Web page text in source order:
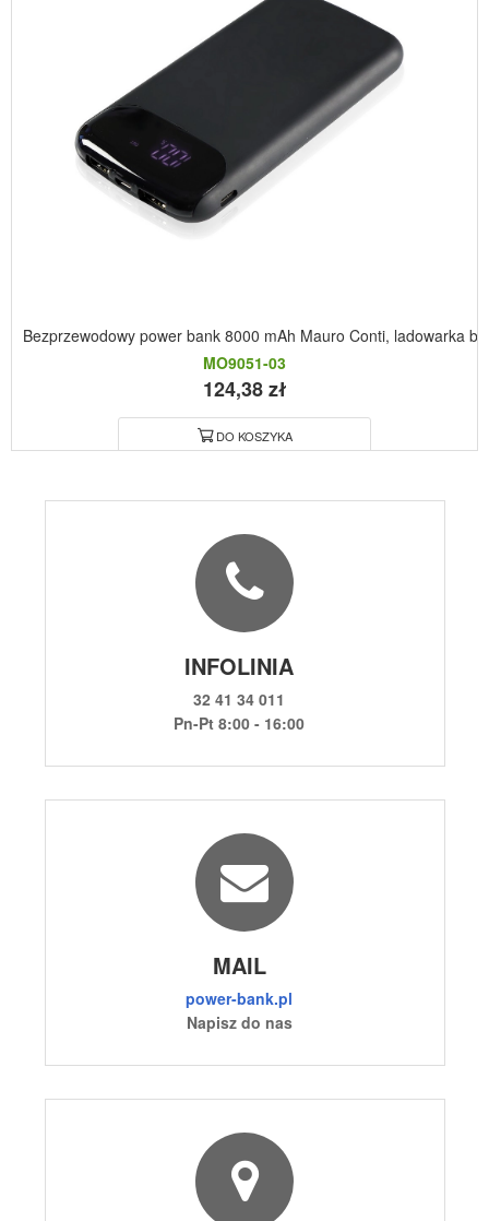
Bezprzewodowy power bank 8000 mAh Mauro Conti, ladowarka
MO9051-03
124,38 zł
DO KOSZYKA
INFOLINIA
32 41 34 011
Pn-Pt 8:00 - 16:00
MAIL
power-bank.pl
Napisz do nas